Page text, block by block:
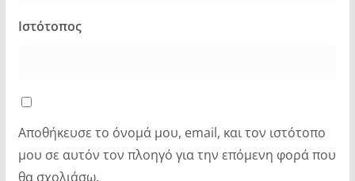
Ιστότοπος
Αποθήκευσε το όνομά μου, email, και τον ιστότοπο
μου σε αυτόν τον πλοηγό για την επόμενη φορά που
θα σχολιάσω.